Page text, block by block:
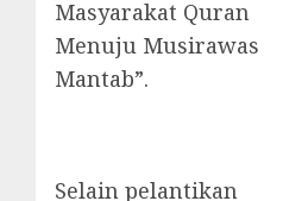
Masyarakat Quran
Menuju Musirawas
Mantab”.
Selain pelantikan